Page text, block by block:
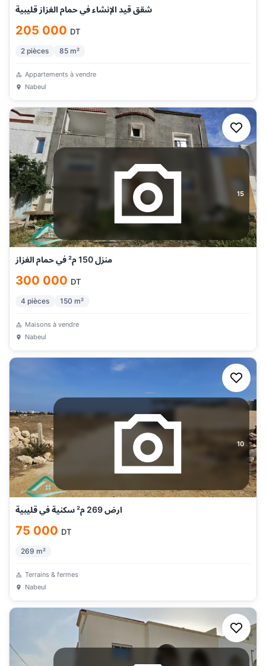
شقق قيد الإنشاء في حمام الغزاز قليبية
205 000 DT
2 pièces 85 m²
Appartements à vendre
Nabeul
15
منزل 150 م² في حمام الغزاز
300 000 DT
4 pièces 150 m²
Maisons à vendre
Nabeul
10
ارض 269 م² سكنية في قليبية
75 000 DT
269 m²
Terrains & fermes
Nabeul